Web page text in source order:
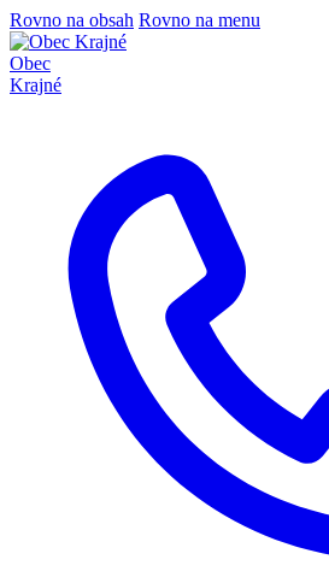
Rovno na obsah Rovno na menu
Obec
Krajné